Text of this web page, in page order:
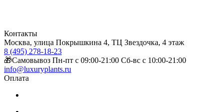
Контакты
Москва, улица Покрышкина 4, ТЦ Звездочка, 4 этаж
8 (495) 278-18-23
🎁Самовывоз Пн-пт с 09:00-21:00 Сб-вс с 10:00-21:00
info@luxuryplants.ru
Оплата